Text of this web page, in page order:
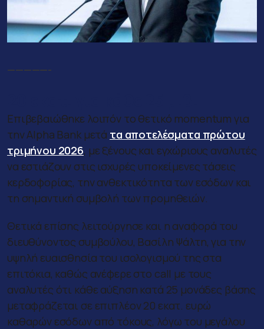
—————-
Επιβεβαιώθηκε λοιπόν το θετικό momentum για
την Alpha Bank μετά τα αποτελέσματα πρώτου
τριμήνου 2026, με ξένους και εγχώριους αναλυτές
να εστιάζουν στις ισχυρές υποκείμενες τάσεις
κερδοφορίας, την ανθεκτικότητα των εσόδων και
τη σημαντική συμβολή των προμηθειών.
Θετικά επίσης λειτούργησε και η αναφορά του
διευθύνοντος συμβούλου, Βασίλη Ψάλτη, για την
υψηλή ευαισθησία του ισολογισμού της στα
επιτόκια, καθώς ανέφερε στο call με τους
αναλυτές ότι κάθε αύξηση κατά 25 μονάδες βάσης
μεταφράζεται σε επιπλέον 20 εκατ. ευρώ
καθαρών εσόδων από τόκους, λόγω του μεγάλου